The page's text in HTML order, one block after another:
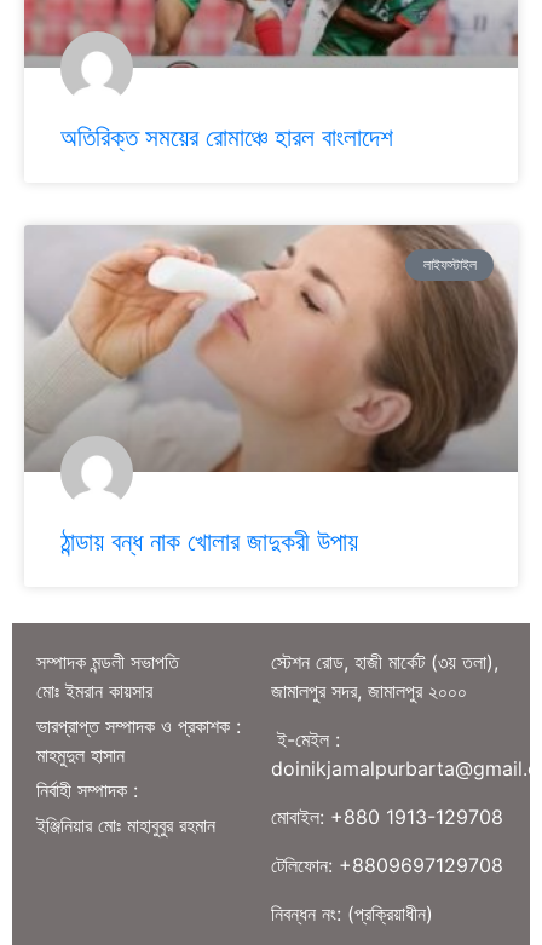
অতিরিক্ত সময়ের রোমাঞ্চে হারল বাংলাদেশ
লাইফস্টাইল
ঠান্ডায় বন্ধ নাক খোলার জাদুকরী উপায়
সম্পাদক মন্ডলী সভাপতি
মোঃ ইমরান কায়সার
ভারপ্রাপ্ত সম্পাদক ও প্রকাশক :
মাহমুদুল হাসান
নির্বাহী সম্পাদক :
ইঞ্জিনিয়ার মোঃ মাহাবুবুর রহমান
স্টেশন রোড, হাজী মার্কেট (৩য় তলা),
জামালপুর সদর, জামালপুর ২০০০
ই-মেইল :
মোবাইল: +880 1913-129708
টেলিফোন: +8809697129708
নিবন্ধন নং: (প্রক্রিয়াধীন)